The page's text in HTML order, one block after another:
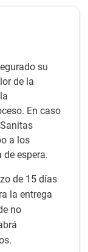
su
de la
En caso
a los
de espera.
de 15 días
la entrega
no